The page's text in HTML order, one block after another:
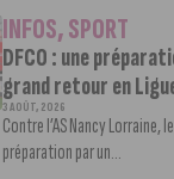
INFOS,SPORT
DFCO : une
grand retour en
3 AOÛT, 2026
Contre l’AS Nancy Lorraine,
préparation par un...